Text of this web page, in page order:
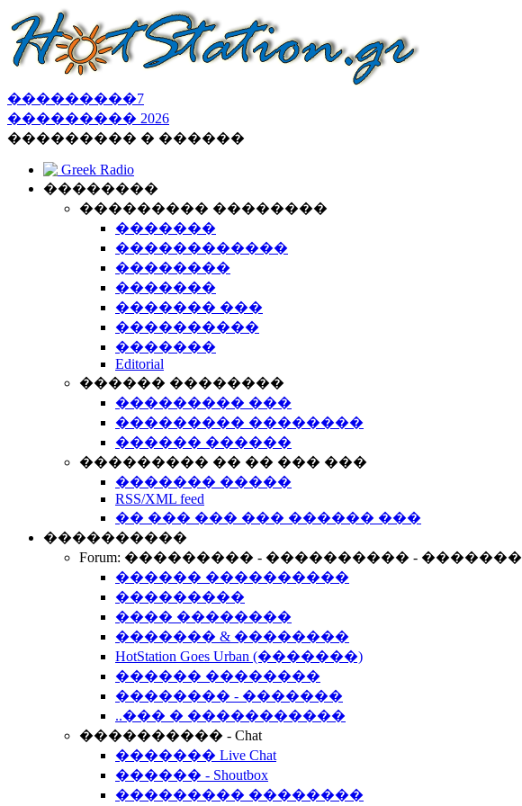
���������7
��������� 2026
��������� � ������
Greek Radio
��������
��������� ��������
�������
������������
��������
�������
������� ���
����������
�������
Editorial
������ ��������
��������� ���
��������� ��������
������ ������
��������� �� �� ��� ���
������� �����
RSS/XML feed
�� ��� ��� ��� ������ ���
����������
Forum: ��������� - ���������� - �������
������ ����������
���������
���� ��������
������� & ��������
HotStation Goes Urban (�������)
������ ��������
�������� - �������
..��� � �����������
���������� - Chat
������� Live Chat
������ - Shoutbox
��������� ��������